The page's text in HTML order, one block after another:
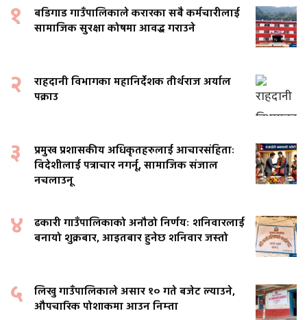
१
बडिगाड गाउँपालिकाले करारका सबै कर्मचारीलाई
सामाजिक सुरक्षा कोषमा आवद्ध गराउने
२
राहदानी विभागका महानिर्देशक तीर्थराज अर्याल
पक्राउ
३
प्रमुख प्रशासकीय अधिकृतहरुलाई आचारसंहिताः
विदेशीलाई पत्राचार नगर्नू, सामाजिक संजाल
नचलाउनू
४
ढकारी गाउँपालिकाको अनौठो निर्णयः शनिवारलाई
बनायो शुक्रबार, आइतबार हुनेछ शनिवार जस्तो
५
लिखु गाउँपालिकाले असार १० गते बजेट ल्याउने,
औपचारिक पोशाकमा आउन निम्ता